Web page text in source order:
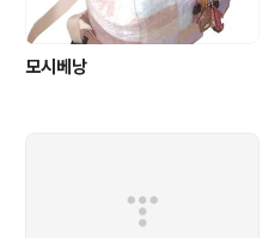
모시베낭